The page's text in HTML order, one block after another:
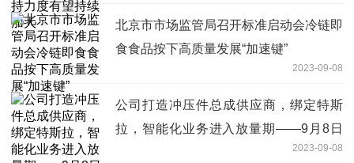
北京市市场监管局召开标准启动会冷链即
食食品按下高质量发展“加速键”
2023-09-08
公司打造冲压件总成供应商，绑定特斯
拉，智能化业务进入放量期——9月8日
2023-09-08